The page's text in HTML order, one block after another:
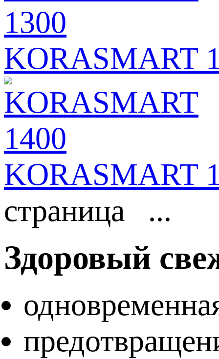
KORASMART
KORASMART
страница ...
Здоровый